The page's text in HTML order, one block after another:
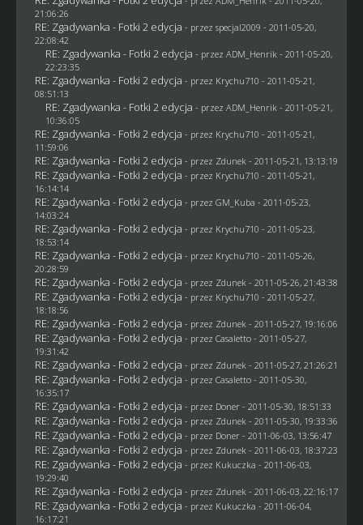
21:06:26
RE: Zgadywanka - Fotki 2 edycja - przez specjal2009 - 2011-05-20,
22:08:42
RE: Zgadywanka - Fotki 2 edycja - przez ADM_Henrik - 2011-05-20,
22:23:35
RE: Zgadywanka - Fotki 2 edycja - przez Krychu710 - 2011-05-21,
08:51:13
RE: Zgadywanka - Fotki 2 edycja - przez ADM_Henrik - 2011-05-21,
10:36:05
RE: Zgadywanka - Fotki 2 edycja - przez Krychu710 - 2011-05-21,
11:59:06
RE: Zgadywanka - Fotki 2 edycja - przez Zdunek - 2011-05-21, 13:13:19
RE: Zgadywanka - Fotki 2 edycja - przez Krychu710 - 2011-05-21,
16:14:14
RE: Zgadywanka - Fotki 2 edycja - przez GM_Kuba - 2011-05-23,
14:03:24
RE: Zgadywanka - Fotki 2 edycja - przez Krychu710 - 2011-05-23,
18:53:14
RE: Zgadywanka - Fotki 2 edycja - przez Krychu710 - 2011-05-26,
20:28:59
RE: Zgadywanka - Fotki 2 edycja - przez Zdunek - 2011-05-26, 21:43:38
RE: Zgadywanka - Fotki 2 edycja - przez Krychu710 - 2011-05-27,
18:18:56
RE: Zgadywanka - Fotki 2 edycja - przez Zdunek - 2011-05-27, 19:16:06
RE: Zgadywanka - Fotki 2 edycja - przez Casaletto- 2011-05-27,
19:31:42
RE: Zgadywanka - Fotki 2 edycja - przez Zdunek - 2011-05-27, 21:26:21
RE: Zgadywanka - Fotki 2 edycja - przez Casaletto- 2011-05-30,
16:35:17
RE: Zgadywanka - Fotki 2 edycja - przez Doner- 2011-05-30, 18:51:33
RE: Zgadywanka - Fotki 2 edycja - przez Zdunek - 2011-05-30, 19:33:36
RE: Zgadywanka - Fotki 2 edycja - przez Doner- 2011-06-03, 13:56:47
RE: Zgadywanka - Fotki 2 edycja - przez Zdunek - 2011-06-03, 18:37:23
RE: Zgadywanka - Fotki 2 edycja - przez Kukuczka - 2011-06-03,
19:29:40
RE: Zgadywanka - Fotki 2 edycja - przez Zdunek - 2011-06-03, 22:16:17
RE: Zgadywanka - Fotki 2 edycja - przez Kukuczka - 2011-06-04,
16:17:21